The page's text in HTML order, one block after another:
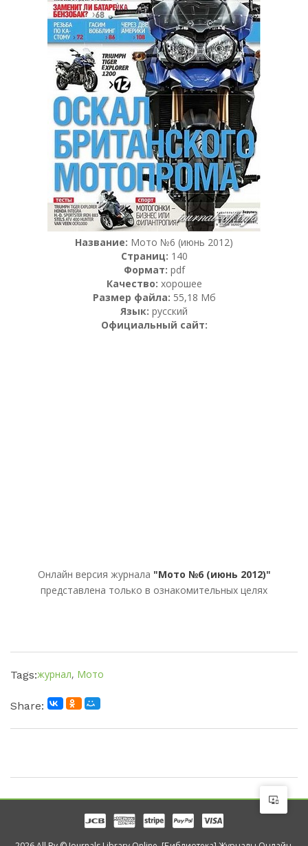
Название: Мото №6 (июнь 2012)
Страниц: 140
Формат: pdf
Качество: хорошее
Размер файла: 55,18 Мб
Язык: русский
Официальный сайт:
Онлайн версия журнала "Мото №6 (июнь 2012)"
представлена только в ознакомительных целях
Tags:журнал, Мото
Share: